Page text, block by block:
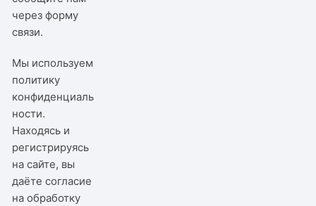
черезформу
связи.
Мы используем
политику
конфиденциаль
ности.
Находясь и
регистрируясь
на сайте, вы
даёте согласие
на обработку